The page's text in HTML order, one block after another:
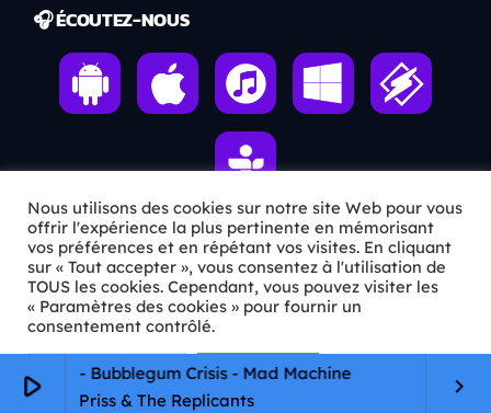
play_arrow - Bubblegum Crisis - Mad Machine
Priss & The Replicants
keyboard_arrow_right
🎧 ÉCOUTEZ-NOUS
ℹ️ INFOS PRATIQUES
✉️Contact
🦊Qui sommes-nous ?
📄
Mentions légales
Nous utilisons des cookies sur notre site Web pour vous
offrir l'expérience la plus pertinente en mémorisant
vos préférences et en répétant vos visites. En cliquant
sur « Tout accepter », vous consentez à l'utilisation de
TOUS les cookies. Cependant, vous pouvez visiter les
« Paramètres des cookies » pour fournir un
consentement contrôlé.
Paramètres Cookie Tout accepter